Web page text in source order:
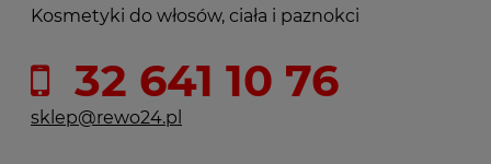
Kosmetyki do włosów, ciała i paznokci
32 641 10 76
sklep@rewo24.pl